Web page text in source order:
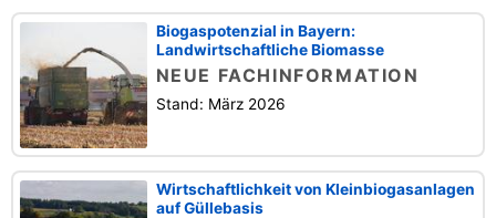
Biogaspotenzial in Bayern:
Landwirtschaftliche Biomasse
NEUE FACHINFORMATION
Stand: März 2026
Wirtschaftlichkeit von Kleinbiogasanlagen
auf Güllebasis